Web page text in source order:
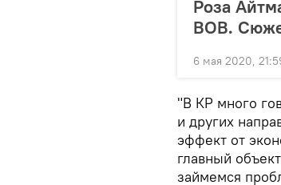
Роза
ВОВ.
6 мая 2020,
"В КР много
и других
эффект от
главный
займемся